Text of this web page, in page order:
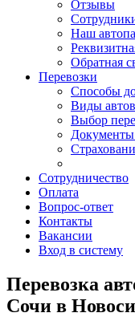
Отзывы
Наш
Обратная
Перевозки
Способы
Виды
Выбор
Документы
Сотрудничество
Оплата
Вопрос-ответ
Контакты
Вакансии
Вход в систему
Перевозка
Сочи в